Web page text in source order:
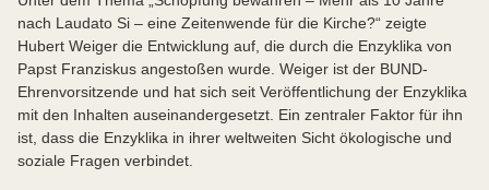
nach Laudato Si – eine Zeitenwende für die Kirche?“ zeigte
Hubert Weiger die Entwicklung auf, die durch die Enzyklika von
Papst Franziskus angestoßen wurde. Weiger ist der BUND-
Ehrenvorsitzende und hat sich seit Veröffentlichung der Enzyklika
mit den Inhalten auseinandergesetzt. Ein zentraler Faktor für ihn
ist, dass die Enzyklika in ihrer weltweiten Sicht ökologische und
soziale Fragen verbindet.